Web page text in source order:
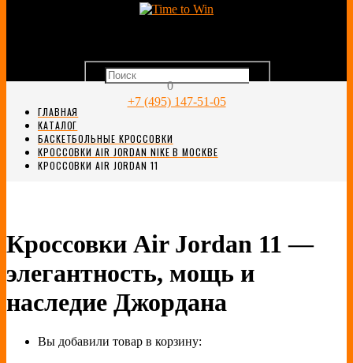
0
+7 (495) 147-51-05
ГЛАВНАЯ
КАТАЛОГ
БАСКЕТБОЛЬНЫЕ КРОССОВКИ
КРОССОВКИ AIR JORDAN NIKE В МОСКВЕ
КРОССОВКИ AIR JORDAN 11
Кроссовки Air Jordan 11 —
элегантность, мощь и
наследие Джордана
Вы добавили товар в корзину: